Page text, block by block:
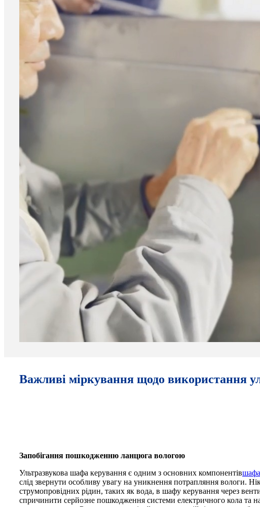
Важливі міркування щодо використання
Запобігання пошкодженню ланцюга вологою
Ультразвукова шафа керування є одним з основних компонентівшафа
слід звернути особливу увагу на уникнення потрапляння вологи.
струмопровідних рідин, таких як вода, в шафу керування через
спричинити серйозне пошкодження системи електричного кола та